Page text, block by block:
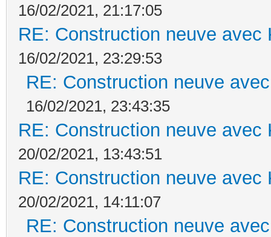
16/02/2021, 21:17:05
RE: Construction neuve avec
16/02/2021, 23:29:53
RE: Construction neuve
16/02/2021, 23:43:35
RE: Construction neuve avec
20/02/2021, 13:43:51
RE: Construction neuve avec
20/02/2021, 14:11:07
RE: Construction neuve